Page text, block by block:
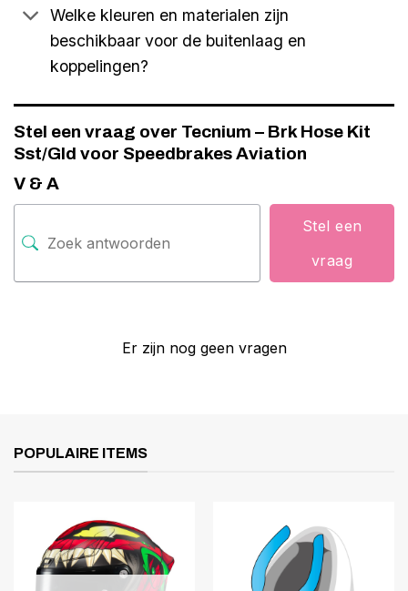
Welke kleuren en materialen zijn
beschikbaar voor de buitenlaag en
koppelingen?
Stel een vraag over Tecnium – Brk Hose Kit
Sst/Gld voor Speedbrakes Aviation
V & A
Stel een
vraag
Er zijn nog geen vragen
POPULAIRE ITEMS